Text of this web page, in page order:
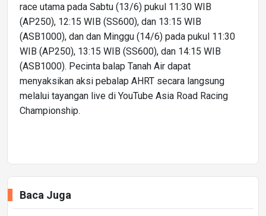
race utama pada Sabtu (13/6) pukul 11:30 WIB
(AP250), 12:15 WIB (SS600), dan 13:15 WIB
(ASB1000), dan dan Minggu (14/6) pada pukul 11:30
WIB (AP250), 13:15 WIB (SS600), dan 14:15 WIB
(ASB1000). Pecinta balap Tanah Air dapat
menyaksikan aksi pebalap AHRT secara langsung
melalui tayangan live di YouTube Asia Road Racing
Championship.
Baca Juga